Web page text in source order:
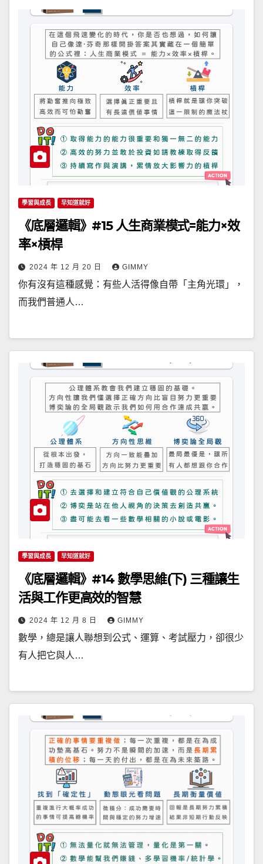
學習與成長 早知道就好
《底層邏輯》#15 人生商業模式=能力×效
率×槓桿
2024 年 12 月 20 日 GIMMY
你有沒有這種感覺：有些人活得像自帶「主角光環」，
而我們普通人…
學習與成長 早知道就好
《底層邏輯》#14 數學思維(下) 三種讓生
活與工作更高效的智慧
2024 年 12 月 8 日 GIMMY
數學，總是讓人聯想到公式、運算、考試壓力，卻很少
有人把它與人…